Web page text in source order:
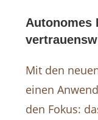
Autonomes
Mit den
einen
den Fokus: